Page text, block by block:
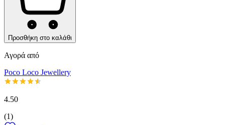
Προσθήκη στο καλάθι
Αγορά από
Poco Loco Jewellery
4.50
(1)